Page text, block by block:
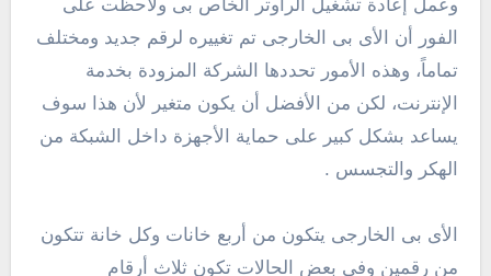
وعمل إعادة تشغيل الراوتر الخاص بى ولاحظت على
الفور أن الأى بى الخارجى تم تغييره لرقم جديد ومختلف
تماماً، وهذه الأمور تحددها الشركة المزودة بخدمة
الإنترنت، لكن من الأفضل أن يكون متغير لأن هذا سوف
يساعد بشكل كبير على حماية الأجهزة داخل الشبكة من
الهكر والتجسس .
الأى بى الخارجى يتكون من أربع خانات وكل خانة تتكون
من رقمين وفى بعض الحالات تكون ثلاث أرقام